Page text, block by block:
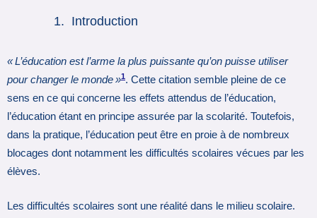
Introduction
« L’éducation est l’arme la plus puissante qu’on puisse utiliser
pour changer le monde »1. Cette citation semble pleine de ce
sens en ce qui concerne les effets attendus de l’éducation,
l’éducation étant en principe assurée par la scolarité. Toutefois,
dans la pratique, l’éducation peut être en proie à de nombreux
blocages dont notamment les difficultés scolaires vécues par les
élèves.
Les difficultés scolaires sont une réalité dans le milieu scolaire.